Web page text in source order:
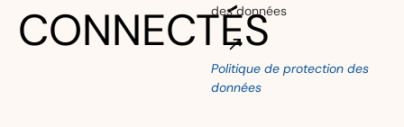
CONNECTÉS
des données
Alternative:
Politique de protection des
données